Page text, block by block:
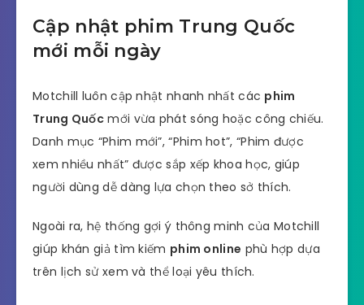
Cập nhật phim Trung Quốc
mới mỗi ngày
Motchill luôn cập nhật nhanh nhất các phim
Trung Quốc mới vừa phát sóng hoặc công chiếu.
Danh mục “Phim mới”, “Phim hot”, “Phim được
xem nhiều nhất” được sắp xếp khoa học, giúp
người dùng dễ dàng lựa chọn theo sở thích.
Ngoài ra, hệ thống gợi ý thông minh của Motchill
giúp khán giả tìm kiếm phim online phù hợp dựa
trên lịch sử xem và thể loại yêu thích.